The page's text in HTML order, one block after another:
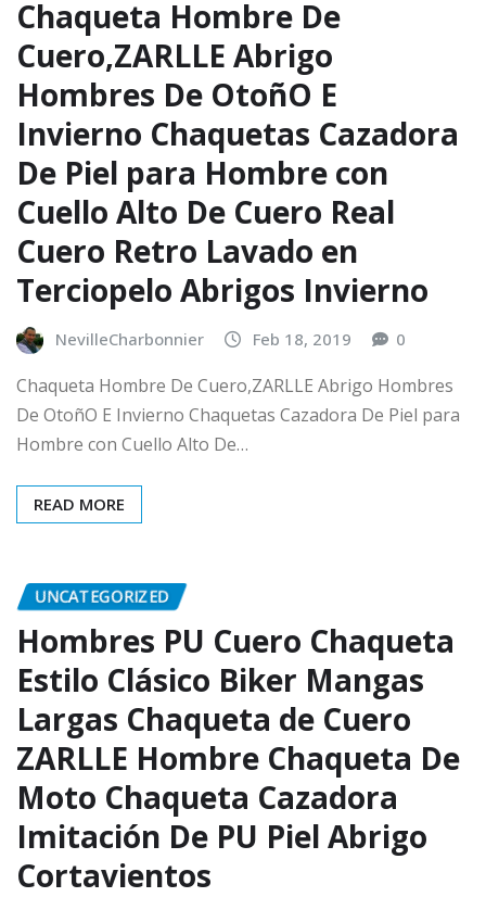
Chaqueta Hombre De
Cuero,ZARLLE Abrigo
Hombres De OtoñO E
Invierno Chaquetas Cazadora
De Piel para Hombre con
Cuello Alto De Cuero Real
Cuero Retro Lavado en
Terciopelo Abrigos Invierno
NevilleCharbonnier Feb 18, 2019 0
Chaqueta Hombre De Cuero,ZARLLE Abrigo Hombres
De OtoñO E Invierno Chaquetas Cazadora De Piel para
Hombre con Cuello Alto De…
READ MORE
UNCATEGORIZED
Hombres PU Cuero Chaqueta
Estilo Clásico Biker Mangas
Largas Chaqueta de Cuero
ZARLLE Hombre Chaqueta De
Moto Chaqueta Cazadora
Imitación De PU Piel Abrigo
Cortavientos